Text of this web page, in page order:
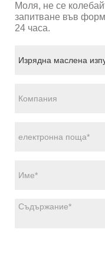
Моля, не се
запитване във
24 часа.